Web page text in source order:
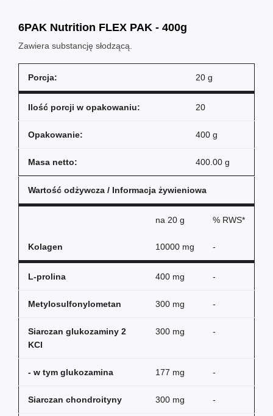
6PAK Nutrition FLEX PAK - 400g
Zawiera substancję słodzącą.
Porcja: 20 g
Ilość porcji w opakowaniu: 20
Opakowanie: 400 g
Masa netto: 400.00 g
Wartość odżywcza / Informacja żywieniowa
na 20 g % RWS*
Kolagen 10000 mg -
L-prolina 400 mg -
Metylosulfonylometan 300 mg -
Siarczan glukozaminy 2
KCl
300 mg -
- w tym glukozamina 177 mg -
Siarczan chondroityny 300 mg -